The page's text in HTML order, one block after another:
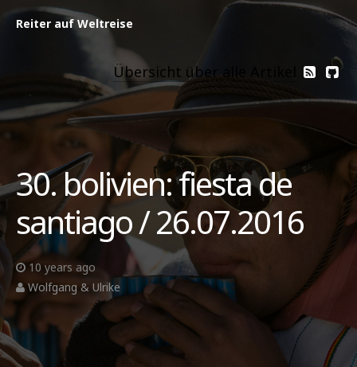
Reiter auf Weltreise
Übersicht über alle Artikel
30. bolivien: fiesta de
santiago / 26.07.2016
10 years ago
Wolfgang & Ulrike